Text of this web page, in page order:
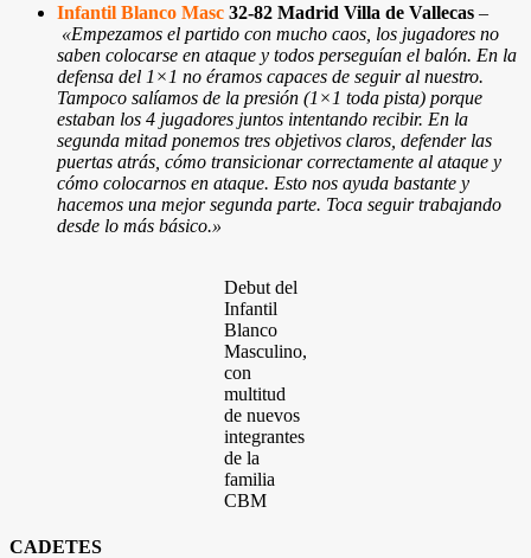
Infantil Blanco Masc 32-82 Madrid Villa de Vallecas –
«Empezamos el partido con mucho caos, los jugadores no
saben colocarse en ataque y todos perseguían el balón. En la
defensa del 1×1 no éramos capaces de seguir al nuestro.
Tampoco salíamos de la presión (1×1 toda pista) porque
estaban los 4 jugadores juntos intentando recibir. En la
segunda mitad ponemos tres objetivos claros, defender las
puertas atrás, cómo transicionar correctamente al ataque y
cómo colocarnos en ataque. Esto nos ayuda bastante y
hacemos una mejor segunda parte. Toca seguir trabajando
desde lo más básico.»
Debut del
Infantil
Blanco
Masculino,
con
multitud
de nuevos
integrantes
de la
familia
CBM
CADETES